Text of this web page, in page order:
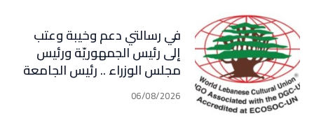
في رسالتي دعم وخيبة وعتب
إلى رئيس الجمهوريّة ورئيس
مجلس الوزراء .. رئيس الجامعة
اللبنانية الثقافيّة في العالم
(WLCU) يؤكد دعم الدّولة06/08/2026